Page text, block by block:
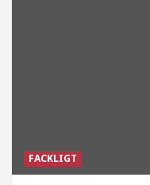
FACKLIGT